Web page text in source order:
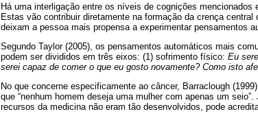
Há uma interligação entre os níveis de cognições
Estas vão contribuir diretamente na formação da crença
deixam a pessoa mais propensa a experimentar pensamentos
Segundo Taylor (2005), os pensamentos automáticos mais
podem ser divididos em três eixos: (1) sofrimento físico: Eu
serei capaz de comer o que eu gosto novamente? Como isto
No que concerne especificamente ao câncer, Barraclough
que “nenhum homem deseja uma mulher com apenas um
recursos da medicina não eram tão desenvolvidos, pode